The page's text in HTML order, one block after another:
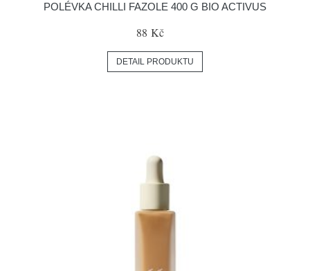
POLÉVKA CHILLI FAZOLE 400 G BIO ACTIVUS
88 Kč
DETAIL PRODUKTU